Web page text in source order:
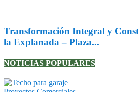
Transformación Integral y
la Explanada – Plaza...
NOTICIAS POPULARES